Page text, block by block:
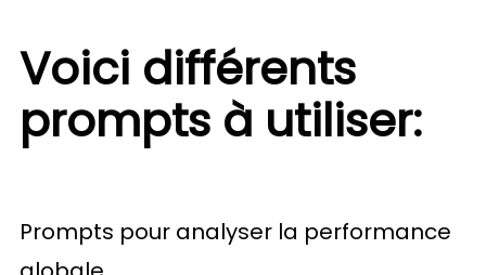
Voici différents
prompts à utiliser:
Prompts pour analyser la performance